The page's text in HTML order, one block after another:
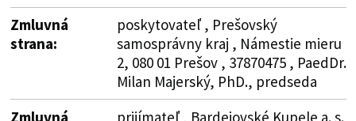
Zmluvná
strana:
poskytovateľ , Prešovský
samosprávny kraj , Námestie mieru
2, 080 01 Prešov , 37870475 , PaedDr.
Milan Majerský, PhD., predseda
Zmluvná
prijímateľ , Bardejovské Kupele a. s.